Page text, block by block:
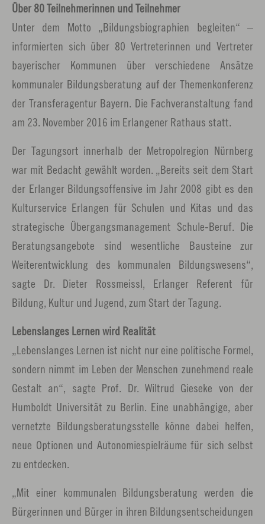
Über 80 Teilnehmerinnen und Teilnehmer
Unter dem Motto „Bildungsbiographien begleiten“ –
informierten sich über 80 Vertreterinnen und Vertreter
bayerischer Kommunen über verschiedene Ansätze
kommunaler Bildungsberatung auf der Themenkonferenz
der Transferagentur Bayern. Die Fachveranstaltung fand
am 23. November 2016 im Erlangener Rathaus statt.
Der Tagungsort innerhalb der Metropolregion Nürnberg
war mit Bedacht gewählt worden. „Bereits seit dem Start
der Erlanger Bildungsoffensive im Jahr 2008 gibt es den
Kulturservice Erlangen für Schulen und Kitas und das
strategische Übergangsmanagement Schule-Beruf. Die
Beratungsangebote sind wesentliche Bausteine zur
Weiterentwicklung des kommunalen Bildungswesens“,
sagte Dr. Dieter Rossmeissl, Erlanger Referent für
Bildung, Kultur und Jugend, zum Start der Tagung.
Lebenslanges Lernen wird Realität
„Lebenslanges Lernen ist nicht nur eine politische Formel,
sondern nimmt im Leben der Menschen zunehmend reale
Gestalt an“, sagte Prof. Dr. Wiltrud Gieseke von der
Humboldt Universität zu Berlin. Eine unabhängige, aber
vernetzte Bildungsberatungsstelle könne dabei helfen,
neue Optionen und Autonomiespielräume für sich selbst
zu entdecken.
„Mit einer kommunalen Bildungsberatung werden die
Bürgerinnen und Bürger in ihren Bildungsentscheidungen